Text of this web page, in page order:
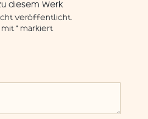
diesem Werk
veröffentlicht.
mit*markiert